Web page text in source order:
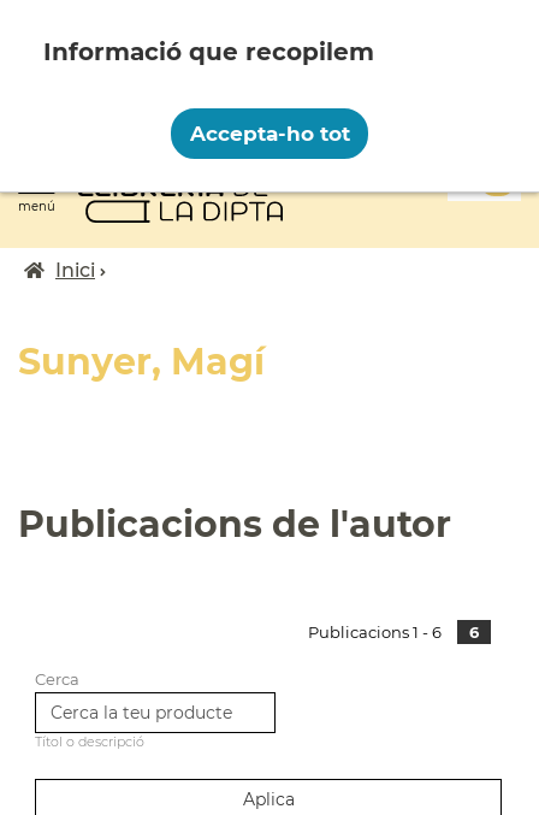
contingut
menú
Fil
Inici
Sunyer, Magí
Publicacions de l'autor
Publicacions 1 - 6 6
Cerca
Títol o descripció
personal amb les següents finalitats:
Funcionalitat, Analítica.
Més informació
Canviar preferències
Accepta-ho tot